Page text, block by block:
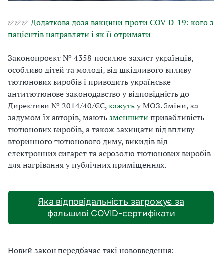
✅✅✅ Додаткова доза вакцини проти COVID-19: кого з
пацієнтів направляти і як її отримати
Законопроєкт № 4358 посилює захист українців,
особливо дітей та молоді, від шкідливого впливу
тютюнових виробів і приводить українське
антитютюнове законодавство у відповідність до
Директиви № 2014/40/ЄС,кажутьу МОЗ. Зміни, за
задумом їх авторів, маютьзменшити привабливість
тютюнових виробів, а також захищати від впливу
вторинного тютюнового диму, викидів від
електронних сигарет та аерозолю тютюнових виробів
для нагрівання у публічних приміщеннях.
Яка відповідальність загрожує за
фальшиві COVID-сертифікати
Новий закон передбачає такі нововведення: